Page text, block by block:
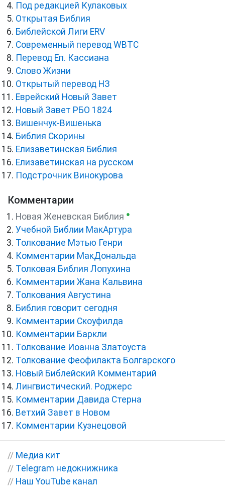
Под редакцией Кулаковых
Открытая Библия
Библейской Лиги ERV
Cовременный перевод WBTC
Перевод Еп. Кассиана
Слово Жизни
Открытый перевод НЗ
Еврейский Новый Завет
Новый Завет РБО 1824
Вишенчук-Вишенька
Библия Скорины
Елизаветинская Библия
Елизаветинская на русском
Подстрочник Винокурова
Комментарии
Новая Женевская Библия ●
Учебной Библии МакАртура
Толкование Мэтью Генри
Комментарии МакДональда
Толковая Библия Лопухина
Комментарии Жана Кальвина
Толкования Августина
Библия говорит сегодня
Комментарии Скоуфилда
Комментарии Баркли
Толкование Иоанна Златоуста
Толкование Феофилакта Болгарского
Новый Библейский Комментарий
Лингвистический. Роджерс
Комментарии Давида Стерна
Ветхий Завет в Новом
Комментарии Кузнецовой
// Медиа кит
// Telegram недокнижника
// Наш YouTube канал